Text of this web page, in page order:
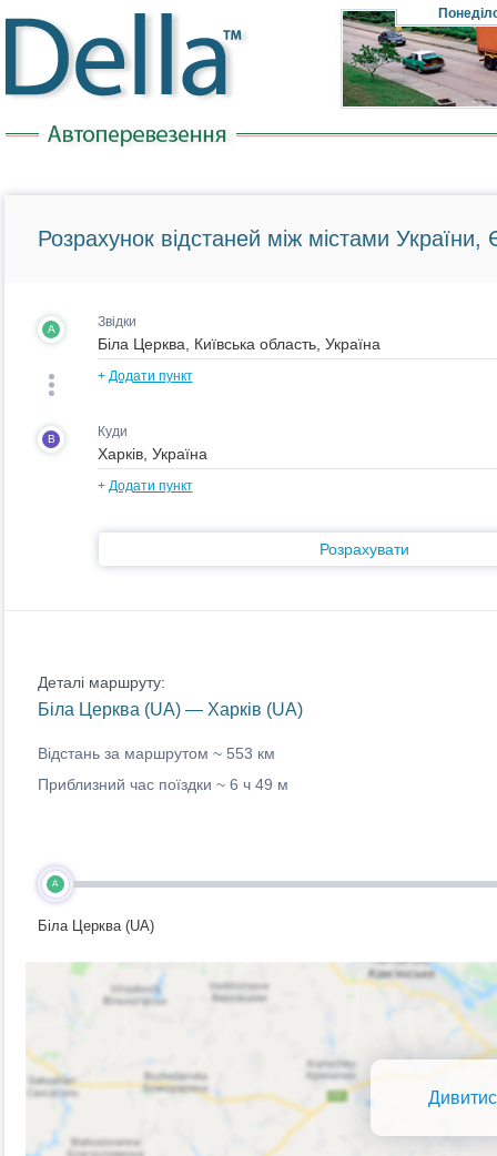
Розрахунок відстаней між містами України,
A Звідки
+ Додати пункт
B Куди
+ Додати пункт
Розрахувати
Деталі маршруту:
Біла Церква (UA) — Харків (UA)
Відстань за маршрутом ~ 553 км
Приблизний час поїздки ~ 6 ч 49 м
A
Біла Церква (UA)